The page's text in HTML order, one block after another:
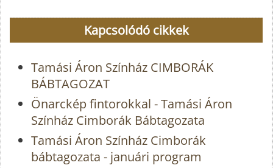
Kapcsolódó cikkek
Tamási Áron Színház CIMBORÁK
BÁBTAGOZAT
Önarckép fintorokkal - Tamási Áron
Színház Cimborák Bábtagozata
Tamási Áron Színház Cimborák
bábtagozata - januári program